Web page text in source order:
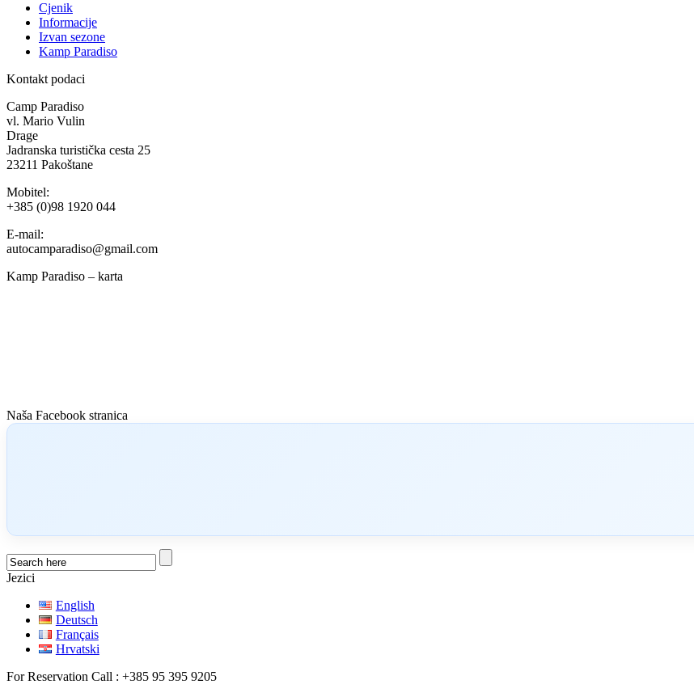
Cjenik
Informacije
Izvan sezone
Kamp Paradiso
Kontakt podaci
Camp Paradiso
vl. Mario Vulin
Drage
Jadranska turistička cesta 25
23211 Pakoštane
Mobitel:
+385 (0)98 1920 044
E-mail:
autocamparadiso@gmail.com
Kamp Paradiso – karta
Naša Facebook stranica
Jezici
English
Deutsch
Français
Hrvatski
For Reservation Call : +385 95 395 9205